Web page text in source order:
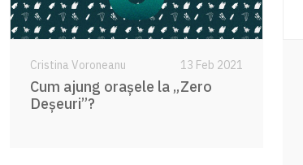
Cristina Voroneanu 13 Feb 2021
Cum ajung orașele la „Zero
Deșeuri”?